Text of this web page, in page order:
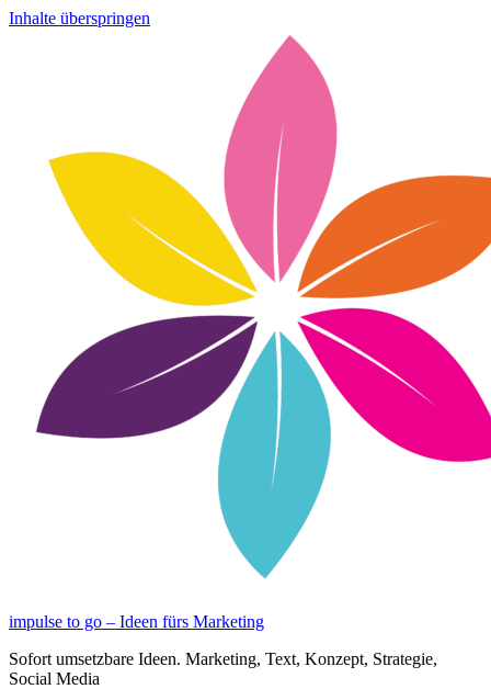
Inhalte überspringen
impulse to go – Ideen fürs Marketing
Sofort umsetzbare Ideen. Marketing, Text, Konzept, Strategie,
Social Media